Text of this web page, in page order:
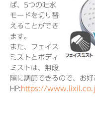
ば、5つの吐水
モードを切り替
えることができ
ます。
また、フェイス
ミストとボディ
ミストは、無段
階に調節できるので、お
HP: https://